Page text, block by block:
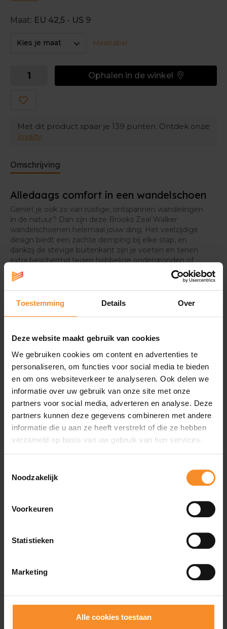
Toestemming Details Over
Deze website maakt gebruik van cookies
We gebruiken cookies om content en advertenties te
personaliseren, om functies voor social media te bieden
en om ons websiteverkeer te analyseren. Ook delen we
informatie over uw gebruik van onze site met onze
partners voor social media, adverteren en analyse. Deze
partners kunnen deze gegevens combineren met andere
informatie die u aan ze heeft verstrekt of die ze hebben
verzameld op basis van uw gebruik van hun services.
Noodzakelijk
Voorkeuren
Statistieken
Marketing
Alle cookies toestaan
Maat: EU 42,5 - US 9
Kies je maat Maattabel
Ophalen in de winkel
Met dit product spaar je 139 punten. Ontdek onze
loyalty
Omschrijving
Alledaags comfort in een wandelschoen
Geniet je ook zo van rustige, ontspannen wandelingen
in de natuur? Dan zijn deze Brooks Zeal Walker
wandelschoenen helemaal jouw ding. Het veelzijdige
design biedt een zachte demping bij elke stap, en
dankzij de stevige buitenkant zijn je voeten en tenen
extra beschermd tegen hobbelige ondergronden of
uitstekende obstakels. Neem alle tijd tijdens het
wandelen, zodat je optimaal kan genieten van deze
Brooks wandelschoenen.
Wat je misschien ook leuk vindt
BROOKS
Zeal Walker heren